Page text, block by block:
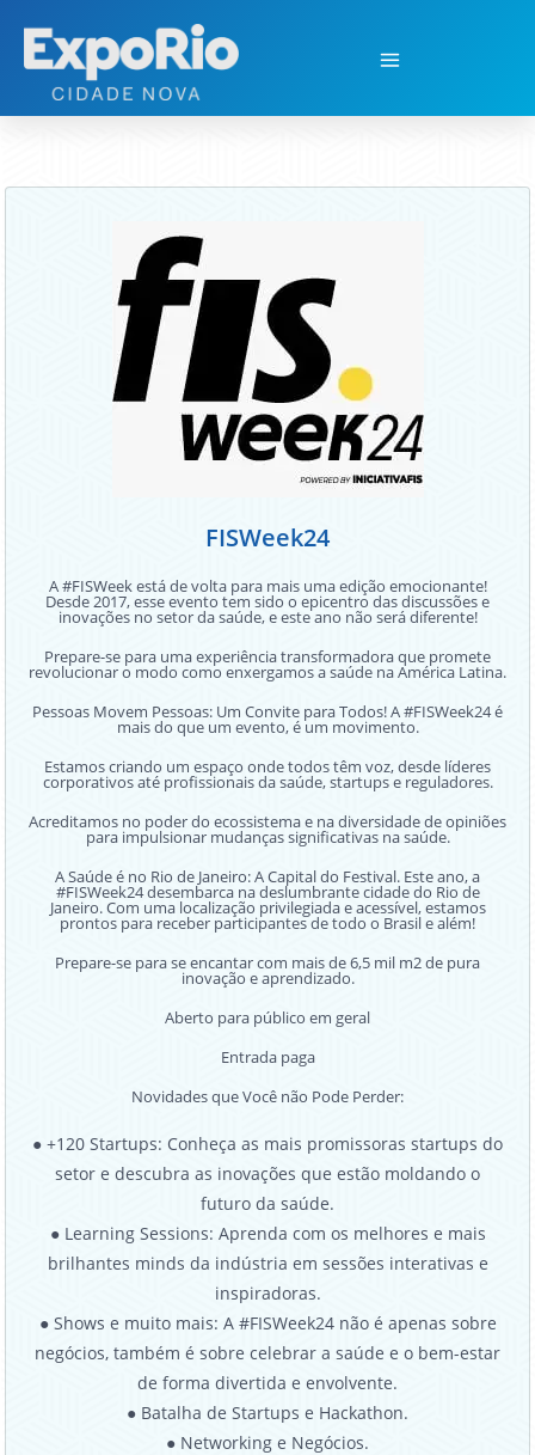
FISWeek24
FISWeek24
A #FISWeek está de volta para mais uma edição emocionante!
Desde 2017, esse evento tem sido o epicentro das discussões e
inovações no setor da saúde, e este ano não será diferente!
Prepare-se para uma experiência transformadora que promete
revolucionar o modo como enxergamos a saúde na América Latina.
Pessoas Movem Pessoas: Um Convite para Todos! A #FISWeek24 é
mais do que um evento, é um movimento.
Estamos criando um espaço onde todos têm voz, desde líderes
corporativos até profissionais da saúde, startups e reguladores.
Acreditamos no poder do ecossistema e na diversidade de opiniões
para impulsionar mudanças significativas na saúde.
A Saúde é no Rio de Janeiro: A Capital do Festival. Este ano, a
#FISWeek24 desembarca na deslumbrante cidade do Rio de
Janeiro. Com uma localização privilegiada e acessível, estamos
prontos para receber participantes de todo o Brasil e além!
Prepare-se para se encantar com mais de 6,5 mil m2 de pura
inovação e aprendizado.
Aberto para público em geral
Entrada paga
Novidades que Você não Pode Perder:
● +120 Startups: Conheça as mais promissoras startups do
setor e descubra as inovações que estão moldando o
futuro da saúde.
● Learning Sessions: Aprenda com os melhores e mais
brilhantes minds da indústria em sessões interativas e
inspiradoras.
● Shows e muito mais: A #FISWeek24 não é apenas sobre
negócios, também é sobre celebrar a saúde e o bem-estar
de forma divertida e envolvente.
● Batalha de Startups e Hackathon.
● Networking e Negócios.